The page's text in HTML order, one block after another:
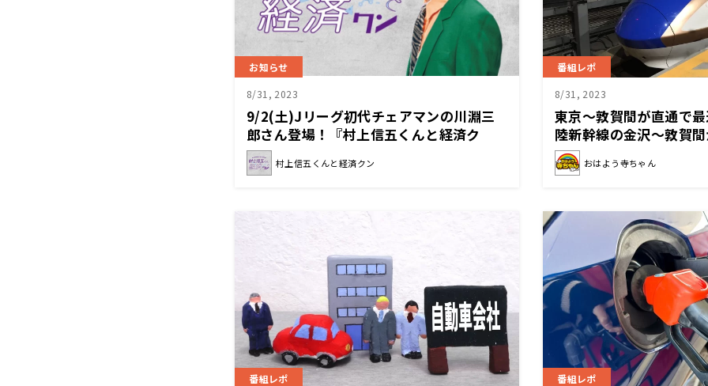
お知らせ
8/31, 2023
9/2(土)Jリーグ初代チェアマンの川淵三
郎さん登場！『村上信五くんと経済ク
ン』
村上信五くんと経済クン
番組レポ
8/31, 2023
東京〜敦賀間が直通で
陸新幹線の金沢〜敦賀
開業
おはよう寺ちゃん
番組レポ 番組レポ